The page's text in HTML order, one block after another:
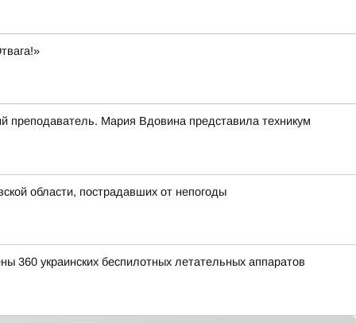
преподаватель. Мария Вдовина представила техникум
области, пострадавших от непогоды
украинских беспилотных летательных аппаратов